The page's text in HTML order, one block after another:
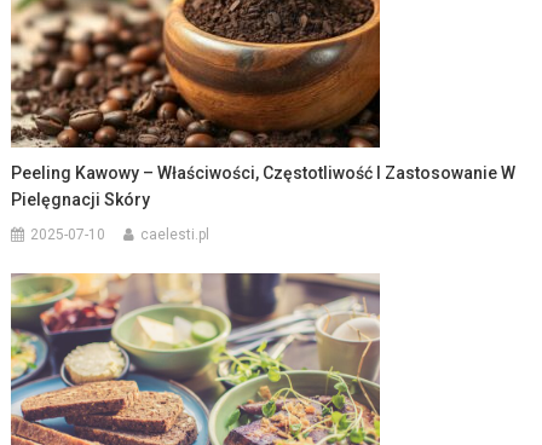
Peeling Kawowy – Właściwości, Częstotliwość I Zastosowanie W
Pielęgnacji Skóry
2025-07-10 caelesti.pl